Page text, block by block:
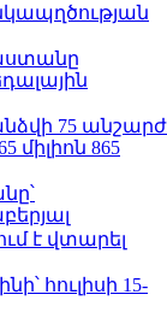
75 անշարժ
միլիոն 865
է վտարել
հուլիսի 15-